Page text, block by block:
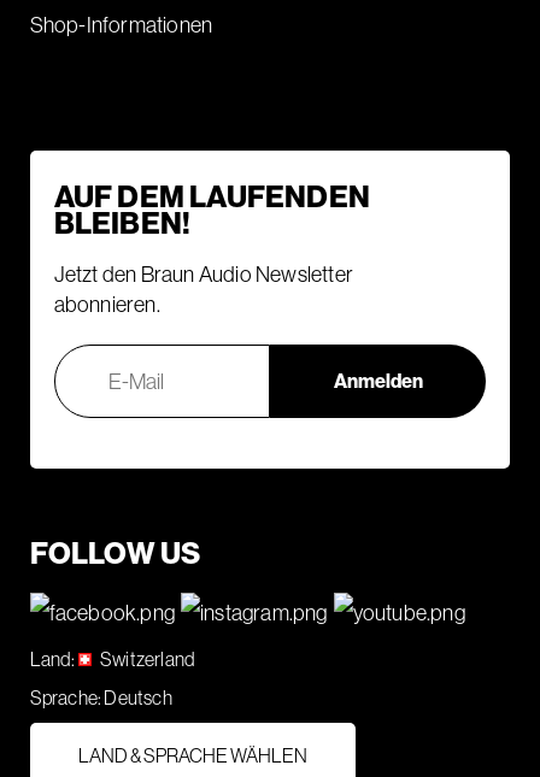
Shop-Informationen
AUF DEM LAUFENDEN
BLEIBEN!
Jetzt den Braun Audio Newsletter
abonnieren.
FOLLOW US
Land:
Switzerland
Sprache: Deutsch
LAND & SPRACHE WÄHLEN